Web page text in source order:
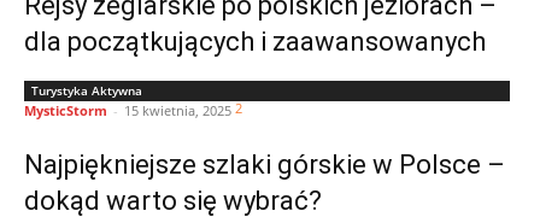
dla początkujących i zaawansowanych
Turystyka Aktywna
MysticStorm - 15 kwietnia, 2025 2
Najpiękniejsze szlaki górskie w Polsce –
dokąd warto się wybrać?